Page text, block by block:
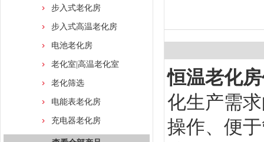
步入式老化房
步入式高温老化房
电池老化房
老化室|高温老化室
老化筛选
电能表老化房
充电器老化房
恒温老化
化生产需
操作、便